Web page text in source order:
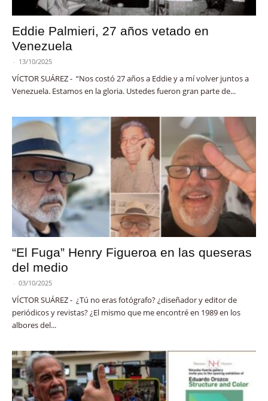
Eddie Palmieri, 27 años vetado en
Venezuela
- 13/10/2025
VÍCTOR SUÁREZ - “Nos costó 27 años a Eddie y a mí volver juntos a
Venezuela. Estamos en la gloria. Ustedes fueron gran parte de...
“El Fuga” Henry Figueroa en las queseras
del medio
- 03/10/2025
VÍCTOR SUÁREZ - ¿Tú no eras fotógrafo? ¿diseñador y editor de
periódicos y revistas? ¿El mismo que me encontré en 1989 en los
albores del...